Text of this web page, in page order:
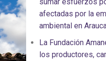
afectadas por la
ambiental en
La Fundación
los productores,